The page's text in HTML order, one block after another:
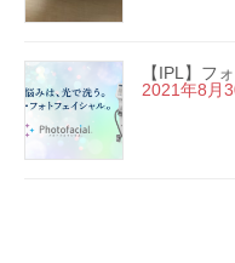
【IPL】フ
2021年8月